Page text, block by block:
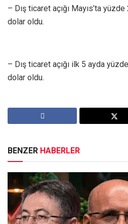
– Dış ticaret açığı Mayıs’ta
dolar oldu.
– Dış ticaret açığı ilk 5 ayda
dolar oldu.
BENZER HABERLER